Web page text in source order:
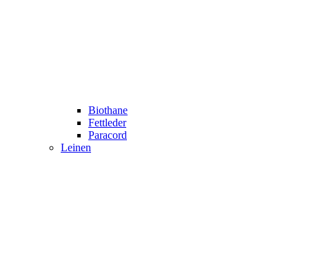
Biothane
Fettleder
Paracord
Leinen